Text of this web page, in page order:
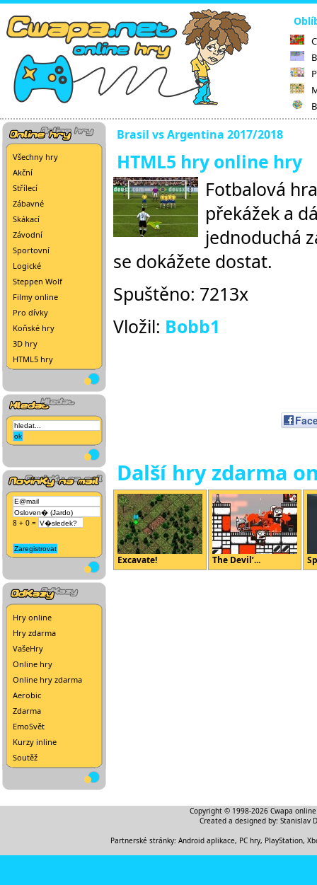
Všechny hry
Akční
Střílecí
Zábavné
Skákací
Závodní
Sportovní
Logické
Steppen Wolf
Filmy online
Pro dívky
Koňské hry
3D hry
HTML5 hry
8 + 0 =
Hry online
Hry zdarma
VašeHry
Online hry
Online hry zdarma
Aerobic
Zdarma
EmoSvět
Kurzy inline
Soutěž
Brasil vs Argentina 2017/2018
HTML5 hry online hry
Fotbalová
překážek a
jednoduchá
se dokážete dostat.
Spuštěno: 7213x
Vložil: Bobb1
Další hry zdarma
Excavate! The Devil’...
Copyright © 1998-2026 Cwapa
Created a designed by: Stanislav
Partnerské stránky: Android aplikace, PC hry, PlayStation,